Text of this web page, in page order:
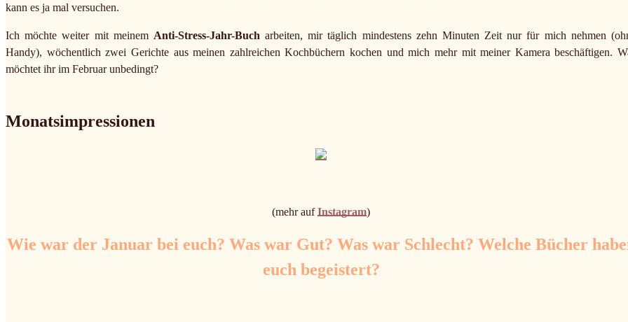
kann es ja mal versuchen.
Ich möchte weiter mit meinem Anti-Stress-Jahr-Buch arbeiten, mir täglich mindestens zehn Minuten Zeit nur für mich nehmen
Handy), wöchentlich zwei Gerichte aus meinen zahlreichen Kochbüchern kochen und mich mehr mit meiner Kamera beschäftigen.
möchtet ihr im Februar unbedingt?
Monatsimpressionen
(mehr aufInstagram)
Wie war der Januar bei euch? Was war Gut? Was war Schlecht? Welche Bücher
euch begeistert?